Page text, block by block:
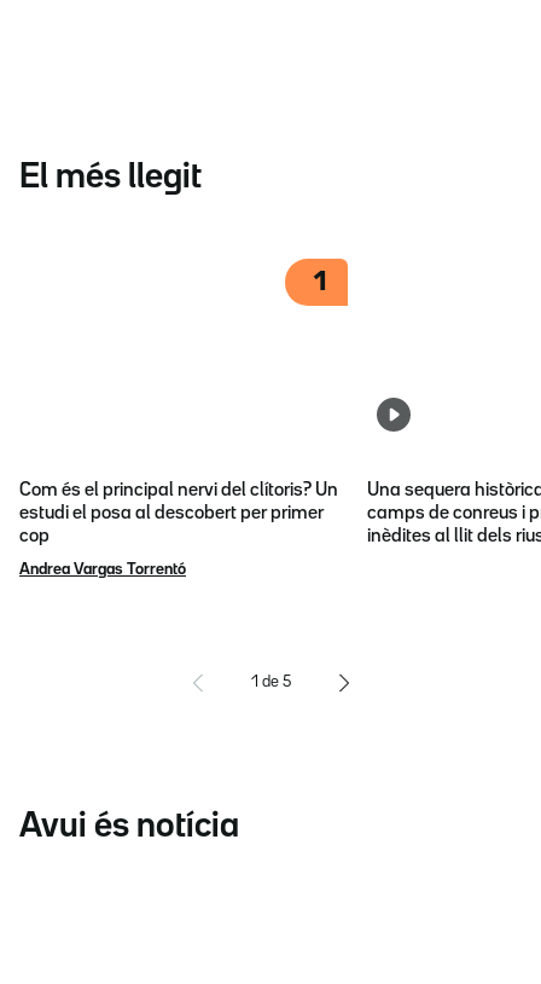
El més llegit
1
Com és el principal nervi del clítoris? Un
estudi el posa al descobert per primer
cop
Andrea Vargas Torrentó
Una sequera
camps de conreus i
inèdites al llit dels
1 de 5
Avui és notícia